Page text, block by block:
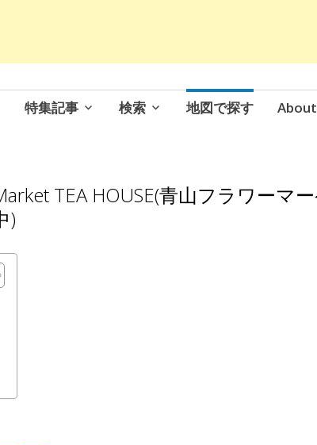
特集記事 検索 地図で探す
TEA HOUSE(青山フラワーマ
)